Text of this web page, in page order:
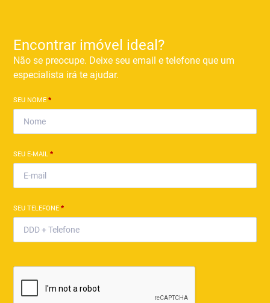
Encontrar imóvel ideal?
Não se preocupe. Deixe seu email e telefone que um
especialista irá te ajudar.
SEU NOME*
SEU E-MAIL*
SEU TELEFONE*